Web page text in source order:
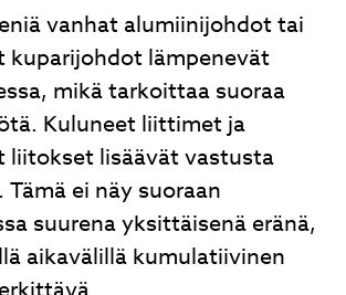
vanhat alumiinijohdot tai
lämpenevät
mikä tarkoittaa suoraa
Kuluneet liittimet ja
liitokset lisäävät vastusta
ei näy suoraan
suurena yksittäisenä eränä,
aikavälillä kumulatiivinen